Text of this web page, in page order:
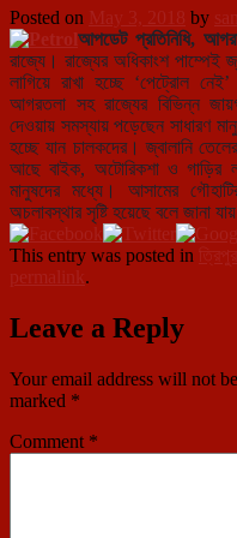
Posted on May 3, 2018 by
আপডেট প্রতিনিধি,
রাজ্যে। রাজ্যের অধিকাংশ পাম্পেই
লাগিয়ে রাখা হচ্ছে ‘পেট্রোল
আগরতলা সহ রাজ্যের বিভিন্ন
দেওয়ায় সমস্যায় পড়েছেন সাধারণ
হচ্ছে যান চালকদের। জ্বালানি
আছে বাইক, অটোরিকশা ও গাড়ির
মানুষদের মধ্যে। আসামের
অচলাবস্থার সৃষ্টি হয়েছে বলে জানা
This entry was posted in
permalink.
Leave a Reply
Your email address will not
marked *
Comment *